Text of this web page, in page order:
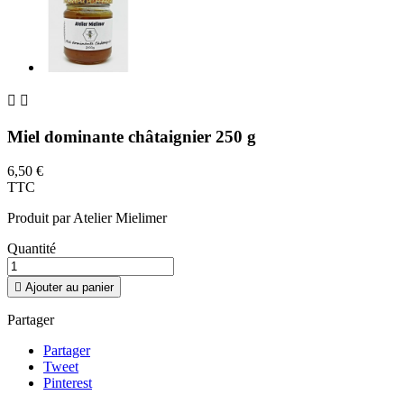
 
Miel dominante châtaignier 250 g
6,50 €
TTC
Produit par Atelier Mielimer
Quantité
 Ajouter au panier
Partager
Partager
Tweet
Pinterest